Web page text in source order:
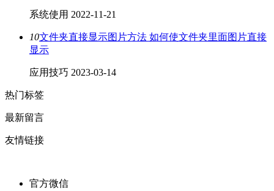
系统使用 2022-11-21
10文件夹直接显示图片方法 如何使文件夹里面图片直接
显示
应用技巧 2023-03-14
热门标签
最新留言
友情链接
官方微信